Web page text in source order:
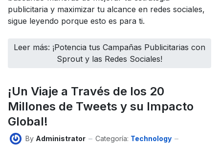
publicitaria y maximizar tu alcance en redes sociales,
sigue leyendo porque esto es para ti.
Leer más: ¡Potencia tus Campañas Publicitarias con
Sprout y las Redes Sociales!
¡Un Viaje a Través de los 20
Millones de Tweets y su Impacto
Global!
By Administrator Categoría: Technology